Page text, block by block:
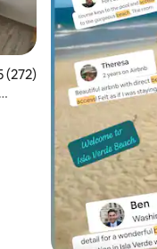
beoordeling van
(272)